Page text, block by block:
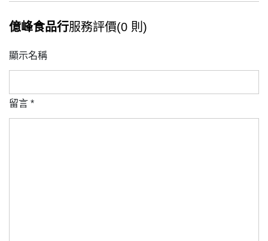
億峰食品行服務評價(0 則)
顯示名稱
留言 *